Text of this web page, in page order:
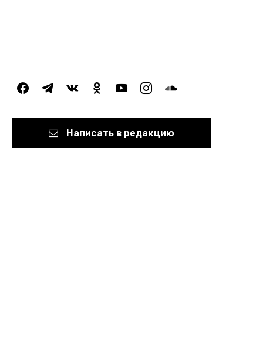
facebooktelegramvkontakteodnoklassniki
youtubeinstagramsoundcloud
Написать в редакцию